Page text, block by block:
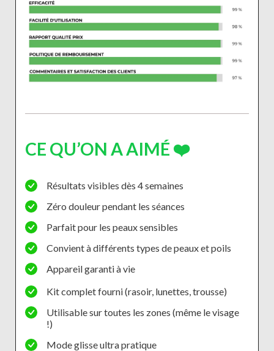
CE QU’ON A AIMÉ ❤️
Résultats visibles dès 4 semaines
Zéro douleur pendant les séances
Parfait pour les peaux sensibles
Convient à différents types de peaux et poils
Appareil garanti à vie
Kit complet fourni (rasoir, lunettes, trousse)
Utilisable sur toutes les zones (même le visage
!)
Mode glisse ultra pratique